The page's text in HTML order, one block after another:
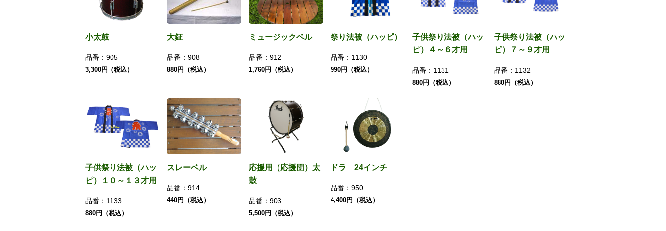
小太鼓
品番： 905
3,300円（税込）
大鉦
品番： 908
880円（税込）
ミュージックベル
品番： 912
1,760円（税込）
祭り法被（ハッピ）
品番： 1130
990円（税込）
子供祭り法被（ハッ
ピ）４～６才用
品番： 1131
880円（税込）
子供祭り法被（ハッ
ピ）７～９才用
品番： 1132
880円（税込）
子供祭り法被（ハッ
ピ）１０～１３才用
品番： 1133
880円（税込）
スレーベル
品番： 914
440円（税込）
応援用（応援団）太
鼓
品番： 903
5,500円（税込）
ドラ 24インチ
品番： 950
4,400円（税込）